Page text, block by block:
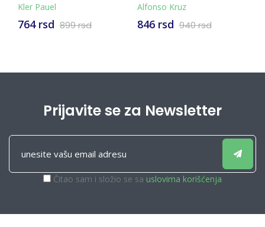
Kler Pauel
764 rsd 899 rsd
Alfonso Kruz
846 rsd 940 rsd
Prijavite se za Newsletter
Čitao sam i složio se sa uslovima korišćenja